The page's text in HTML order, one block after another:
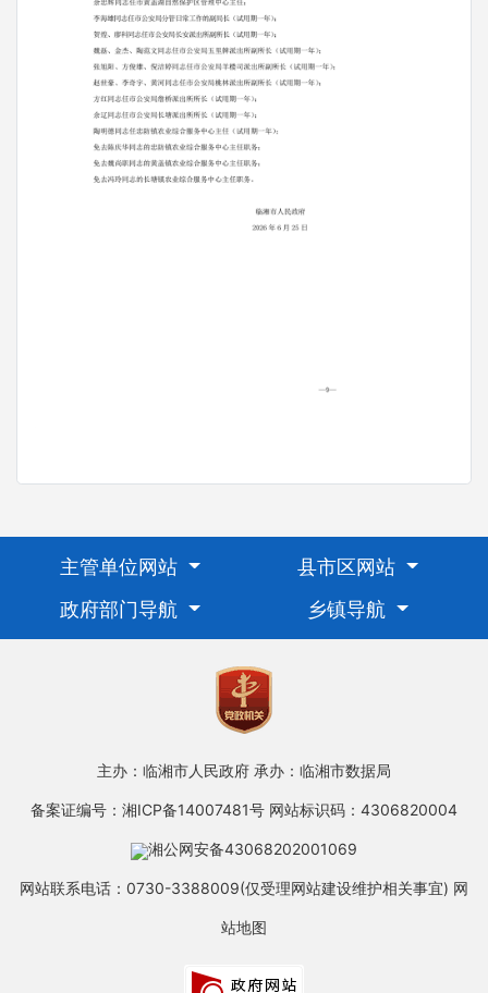
主管单位网站
县市区网站
政府部门导航
乡镇导航
主办：临湘市人民政府 承办：临湘市数据局
备案证编号：湘ICP备14007481号 网站标识码：4306820004
湘公网安备43068202001069
网站联系电话：0730-3388009(仅受理网站建设维护相关事宜) 网
站地图